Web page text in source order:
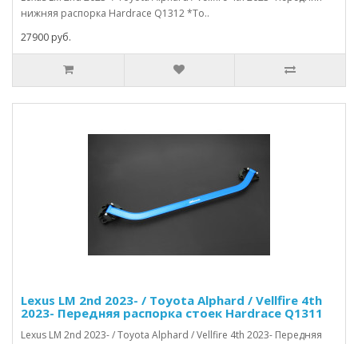
нижняя распорка Hardrace Q1312 *То..
27900 руб.
Lexus LM 2nd 2023- / Toyota Alphard / Vellfire 4th
2023- Передняя распорка стоек Hardrace Q1311
Lexus LM 2nd 2023- / Toyota Alphard / Vellfire 4th 2023- Передняя